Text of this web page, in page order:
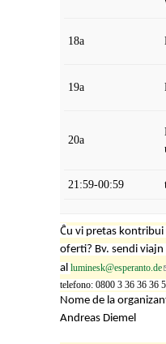
18a
19a
20a
21:59-00:59
Ĉu vi pretas
oferti? Bv. sendi
al luminesk@esperanto.de
telefono: 0800 3 36 36 36
Nome de la
Andreas Diemel